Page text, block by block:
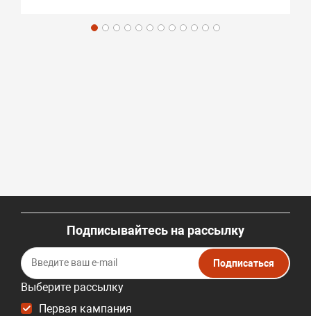
Подписывайтесь на рассылку
Выберите рассылку
Первая кампания
Подписаться